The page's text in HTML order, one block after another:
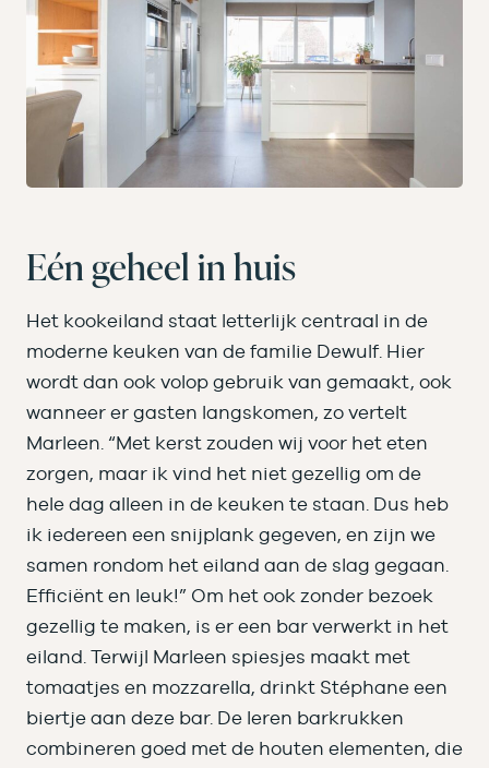
Eén geheel in huis
Het kookeiland staat letterlijk centraal in de
moderne keuken van de familie Dewulf. Hier
wordt dan ook volop gebruik van gemaakt, ook
wanneer er gasten langskomen, zo vertelt
Marleen. “Met kerst zouden wij voor het eten
zorgen, maar ik vind het niet gezellig om de
hele dag alleen in de keuken te staan. Dus heb
ik iedereen een snijplank gegeven, en zijn we
samen rondom het eiland aan de slag gegaan.
Efficiënt en leuk!” Om het ook zonder bezoek
gezellig te maken, is er een bar verwerkt in het
eiland. Terwijl Marleen spiesjes maakt met
tomaatjes en mozzarella, drinkt Stéphane een
biertje aan deze bar. De leren barkrukken
combineren goed met de houten elementen, die